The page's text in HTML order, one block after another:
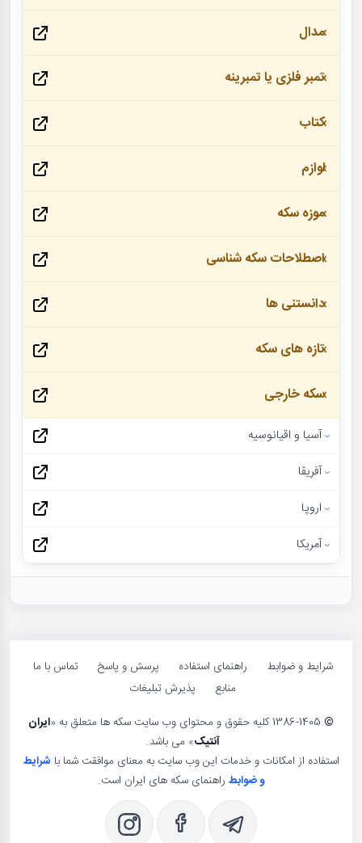
مدال
تمبر فلزی یا تمبرینه
کتاب
لوازم
موزه سکه
اصطلاحات سکه شناسی
دانستنی ها
تازه های سکه
سکه خارجی
آسیا و اقیانوسیه
آفریقا
اروپا
آمریکا
شرایط و ضوابط راهنمای استفاده پرسش و پاسخ
تماس با ما
منابع
پذیرش تبلیغات
©
ایران
آنتیک» می باشد.
استفاده از امکانات و خدمات این وب سایت به معنای موافقت شما با شرایط
و ضوابط راهنمای سکه های ایران است.